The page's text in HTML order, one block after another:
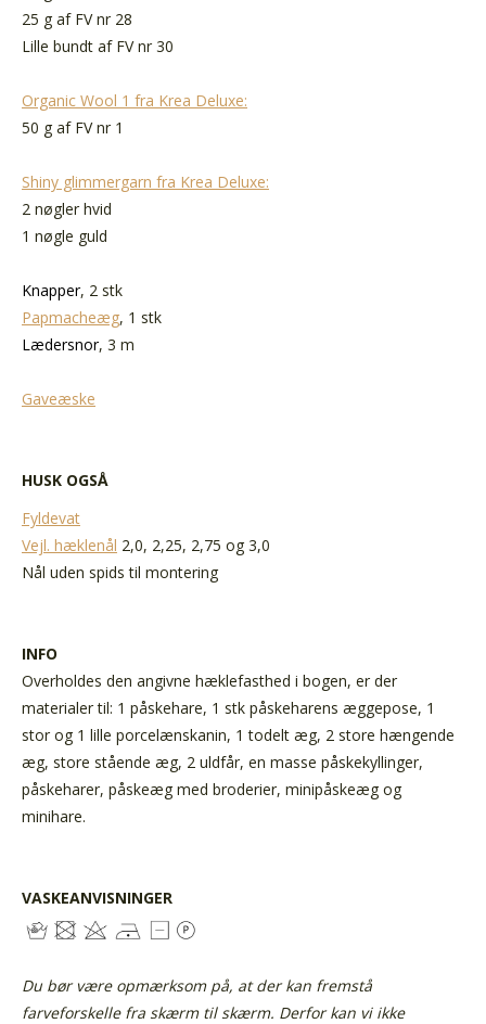
25 g af FV nr 28
Lille bundt af FV nr 30
Organic Wool 1 fra Krea Deluxe:
50 g af FV nr 1
Shiny glimmergarn fra Krea Deluxe:
2 nøgler hvid
1 nøgle guld
Knapper, 2 stk
Papmacheæg, 1 stk
Lædersnor, 3 m
Gaveæske
HUSK OGSÅ
Fyldevat
Vejl. hæklenål 2,0, 2,25, 2,75 og 3,0
Nål uden spids til montering
INFO
Overholdes den angivne hæklefasthed i bogen, er der
materialer til: 1 påskehare, 1 stk påskeharens æggepose, 1
stor og 1 lille porcelænskanin, 1 todelt æg, 2 store hængende
æg, store stående æg, 2 uldfår, en masse påskekyllinger,
påskeharer, påskeæg med broderier, minipåskeæg og
minihare.
VASKEANVISNINGER
Du bør være opmærksom på, at der kan fremstå
farveforskelle fra skærm til skærm. Derfor kan vi ikke